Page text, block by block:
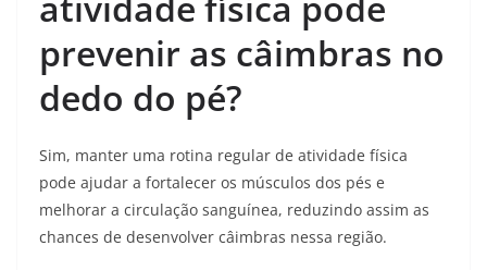
prevenir as câimbras no
dedo do pé?
Sim, manter uma rotina regular de atividade física
pode ajudar a fortalecer os músculos dos pés e
melhorar a circulação sanguínea, reduzindo assim as
chances de desenvolver câimbras nessa região.